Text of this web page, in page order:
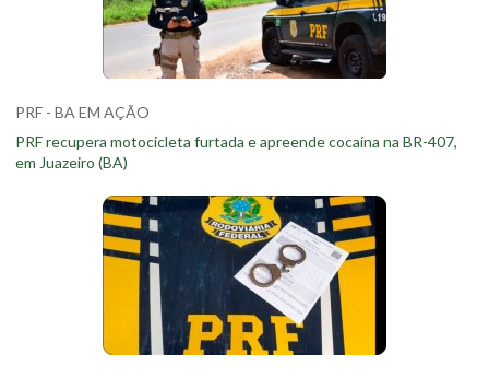
PRF - BA EM AÇÃO
PRF recupera motocicleta furtada e apreende cocaína na BR-407,
em Juazeiro (BA)